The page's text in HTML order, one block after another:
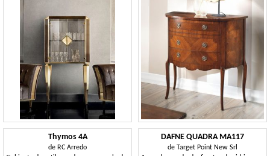
Thymos 4A
de RC Arredo
DAFNE QUADRA MA117
de Target Point New Srl